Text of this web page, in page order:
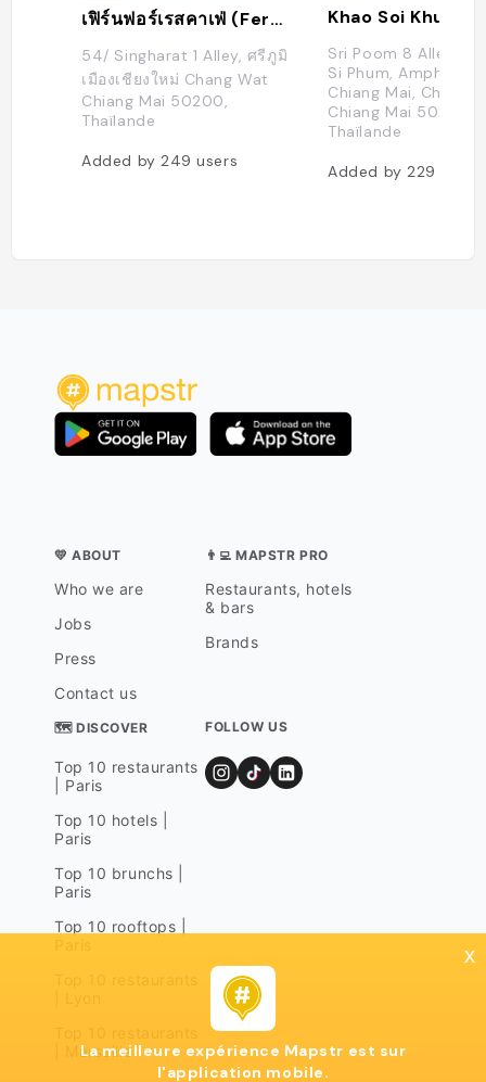
เฟิร์นฟอร์เรสคาเฟ่ (Fern Forrest Cafe)
54/ Singharat 1 Alley, ศรีภูมิ
เมืองเชียงใหม่ Chang Wat
Chiang Mai 50200,
Thaïlande
Added by249users
Khao Soi Khun Yai
Sri Poom 8 Alley,
Si Phum, Amphoe
Chiang Mai, Chang
Chiang Mai 50200,
Thaïlande
Added by229
💛 ABOUT
Who we are
Jobs
Press
Contact us
👨‍💻 MAPSTR PRO
Restaurants, hotels
& bars
Brands
🗺 DISCOVER
Top 10 restaurants
| Paris
Top 10 hotels |
Paris
Top 10 brunchs |
Paris
Top 10 rooftops |
| Marseille
FOLLOW US
x
La meilleure expérience Mapstr est sur
l'application mobile.